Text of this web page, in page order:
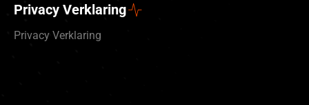
Privacy Verklaring
Privacy Verklaring